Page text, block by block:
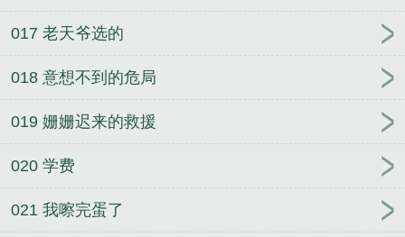
017 老天爷选的
018 意想不到的危局
019 姗姗迟来的救援
020 学费
021 我嚓完蛋了